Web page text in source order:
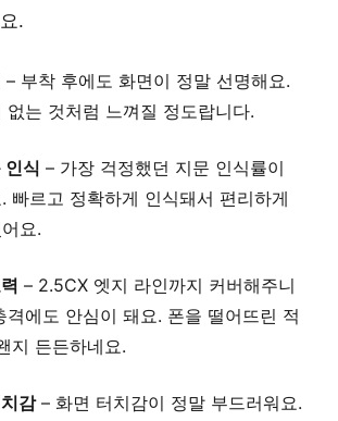
.
– 부착 후에도 화면이 정말 선명해요.
없는 것처럼 느껴질 정도랍니다.
인식 – 가장 걱정했던 지문 인식률이
빠르고 정확하게 인식돼서 편리하게
요.
– 2.5CX 엣지 라인까지 커버해주니
격에도 안심이 돼요. 폰을 떨어뜨린 적
지 든든하네요.
감– 화면 터치감이 정말 부드러워요.